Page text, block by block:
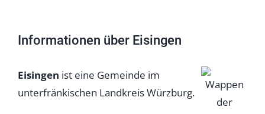
Informationen über Eisingen
Eisingen ist eine Gemeinde im
unterfränkischen Landkreis Würzburg.